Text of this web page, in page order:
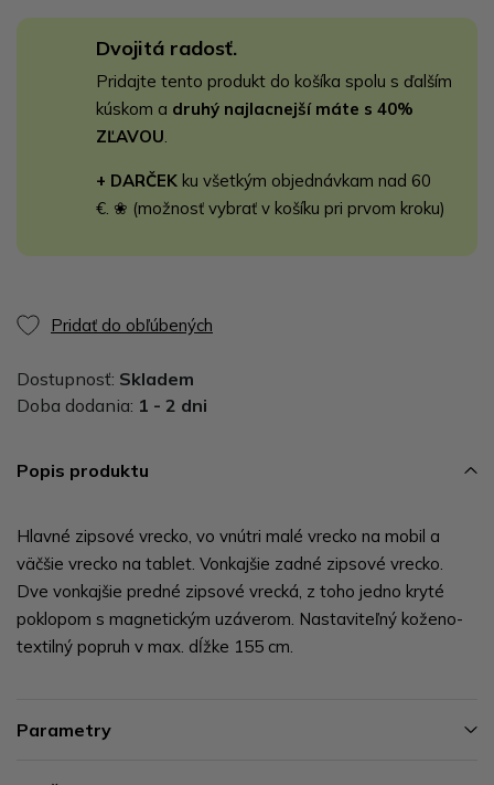
Dvojitá radosť.
Pridajte tento produkt do košíka spolu s ďalším
kúskom a druhý najlacnejší máte s 40%
ZĽAVOU
+ DARČEK ku všetkým objednávkam nad 60
€. ❀ (možnosť vybrať v košíku pri prvom kroku)
Pridať do obľúbených
Dostupnosť: Skladem
Doba dodania: 1 - 2 dni
Popis produktu
Hlavné zipsové vrecko, vo vnútri malé vrecko na mobil a
väčšie vrecko na tablet. Vonkajšie zadné zipsové vrecko.
Dve vonkajšie predné zipsové vrecká, z toho jedno kryté
poklopom s magnetickým uzáverom. Nastaviteľný koženo-
textilný popruh v max. dĺžke 155 cm.
Parametry